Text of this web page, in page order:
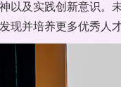
以及实践创新意识
现并培养更多优秀人才